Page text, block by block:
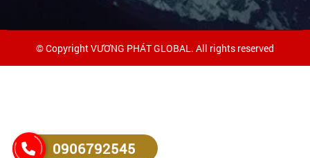
© Copyright VƯƠNG PHÁT GLOBAL. All rights reserved
0906792545